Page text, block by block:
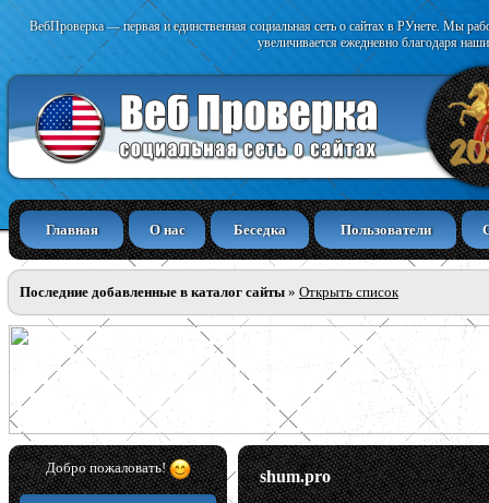
ВебПроверка — первая и единственная социальная сеть о сайтах в РУнете. Мы
увеличивается ежедневно благодаря
Главная О нас Беседка Пользователи
Последние добавленные в каталог сайты » Открыть список
Добро пожаловать! shum.pro